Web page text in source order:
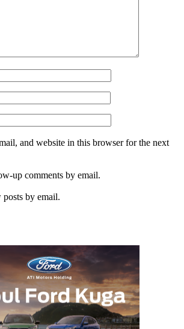
and website in this browser for the next
up comments by email.
by email.